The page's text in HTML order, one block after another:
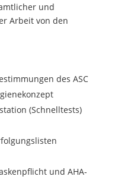
und
Arbeit von den
des ASC
(Schnelltests)
und AHA-